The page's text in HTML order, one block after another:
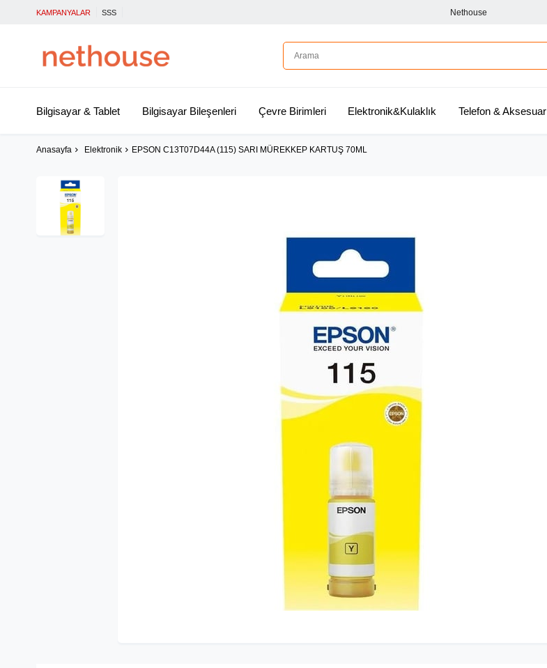
KAMPANYALAR SSS Nethouse
Bilgisayar & Tablet Bilgisayar Bileşenleri Çevre Birimleri Elektronik&Kulaklık Telefon & Aksesuar
Anasayfa Elektronik EPSON C13T07D44A (115) SARI MÜREKKEP KARTUŞ 70ML